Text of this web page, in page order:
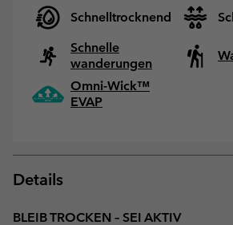
Schnelltrocknend
Schnelle
wanderungen
Omni-Wick™
EVAP
Details
BLEIB TROCKEN – SEI AKTIV